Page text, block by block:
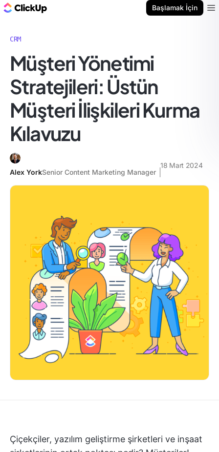
Başlamak İçin
CRM
Müşteri Yönetimi
Stratejileri: Üstün
Müşteri İlişkileri Kurma
Kılavuzu
Alex YorkSenior Content Marketing Manager
18 Mart 2024
Çiçekçiler, yazılım geliştirme şirketleri ve inşaat